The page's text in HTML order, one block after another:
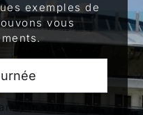
exemples de
vous
pour les